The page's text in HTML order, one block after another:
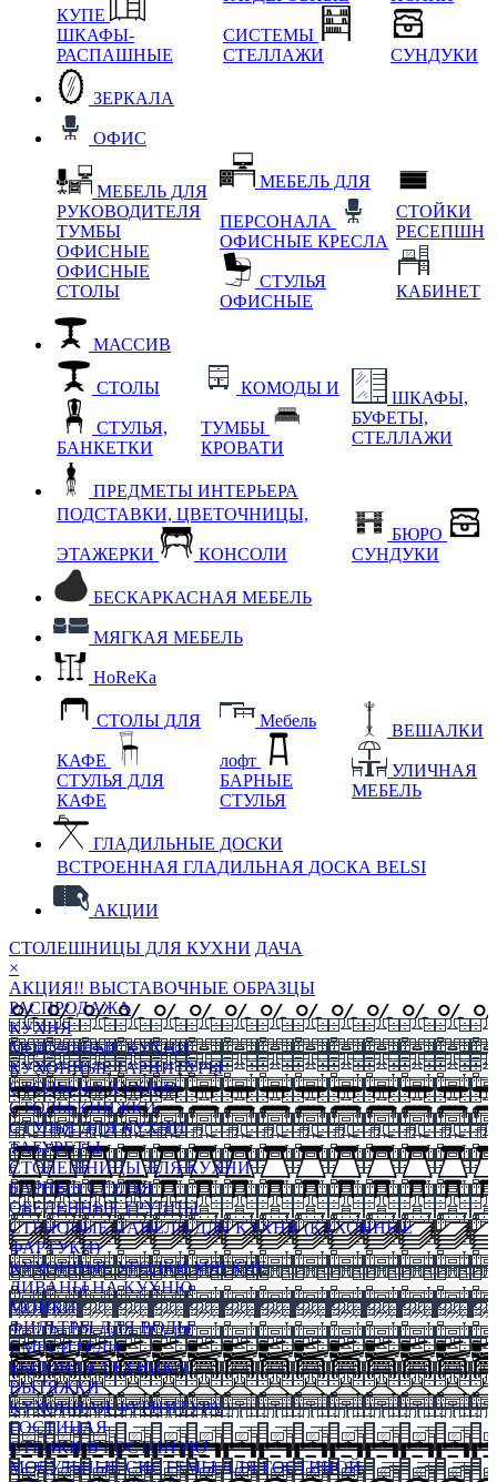
КУПЕ
ШКАФЫ-
РАСПАШНЫЕ
СИСТЕМЫ
СТЕЛЛАЖИ
СУНДУКИ
ЗЕРКАЛА
ОФИС
МЕБЕЛЬ ДЛЯ
РУКОВОДИТЕЛЯ
ТУМБЫ
ОФИСНЫЕ
ОФИСНЫЕ
СТОЛЫ
МЕБЕЛЬ ДЛЯ
ПЕРСОНАЛА
ОФИСНЫЕ КРЕСЛА
СТУЛЬЯ
ОФИСНЫЕ
СТОЙКИ
РЕСЕПШН
КАБИНЕТ
МАССИВ
СТОЛЫ
СТУЛЬЯ,
БАНКЕТКИ
КОМОДЫ И
ТУМБЫ
КРОВАТИ
ШКАФЫ,
БУФЕТЫ,
СТЕЛЛАЖИ
ПРЕДМЕТЫ ИНТЕРЬЕРА
ПОДСТАВКИ, ЦВЕТОЧНИЦЫ,
ЭТАЖЕРКИ КОНСОЛИ
БЮРО
СУНДУКИ
БЕСКАРКАСНАЯ МЕБЕЛЬ
МЯГКАЯ МЕБЕЛЬ
HoReKa
СТОЛЫ ДЛЯ
КАФЕ
СТУЛЬЯ ДЛЯ
КАФЕ
Мебель
лофт
БАРНЫЕ
СТУЛЬЯ
ВЕШАЛКИ
УЛИЧНАЯ
МЕБЕЛЬ
ГЛАДИЛЬНЫЕ ДОСКИ
ВСТРОЕННАЯ ГЛАДИЛЬНАЯ ДОСКА BELSI
АКЦИИ
СТОЛЕШНИЦЫ ДЛЯ КУХНИ ДАЧА
×
АКЦИЯ!! ВЫСТАВОЧНЫЕ ОБРАЗЦЫ
РАСПРОДАЖА
КУХНЯ
МОДУЛЬНЫЕ КУХНИ
КУХОННЫЕ ГАРНИТУРЫ
СТОЛЫ НА КУХНЮ
СТОЛЫ КНИЖКИ
СТУЛЬЯ ДЛЯ КУХНИ
ТАБУРЕТЫ
СТОЛЕШНИЦЫ ДЛЯ КУХНИ
БАРНЫЕ СТУЛЬЯ
ОБЕДЕННЫЕ ГРУППЫ
СТЕНОВЫЕ ПАНЕЛИ ДЛЯ КУХНИ (КУХОННЫЕ
ФАРТУКИ)
КУХОННЫЕ УГОЛКИ МЯГКИЕ
ДИВАНЫ НА КУХНЮ
МОЙКИ
ФИЛЬТРЫ ДЛЯ ВОДЫ
СМЕСИТЕЛИ
БЫТОВАЯ ТЕХНИКА
ВЫТЯЖКИ
КУХОННАЯ ФУРНИТУРА
ГОСТИНАЯ
СТЕНКИ В ГОСТИНУЮ
МОДУЛЬНЫЕ СИСТЕМЫ ДЛЯ ГОСТИНОЙ